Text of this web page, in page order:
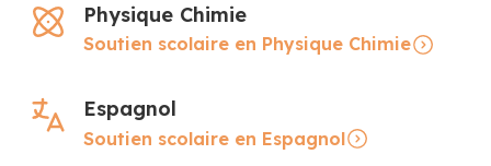
Physique Chimie
Soutien scolaire en Physique Chimie
Espagnol
Soutien scolaire en Espagnol